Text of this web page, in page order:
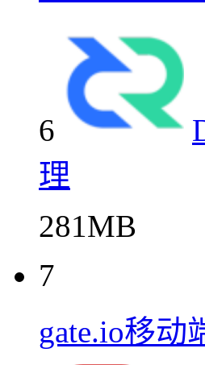
6
理
281MB
7
gate.io移动